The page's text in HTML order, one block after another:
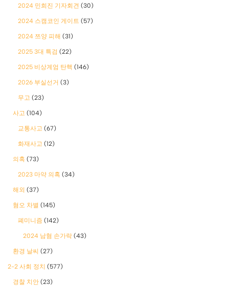
2024 민희진 기자회견 (30)
2024 스캠코인 게이트 (57)
2024 쯔양 피해 (31)
2025 3대 특검 (22)
2025 비상계엄 탄핵 (146)
2026 부실선거 (3)
무고 (23)
사고 (104)
교통사고 (67)
화재사고 (12)
의혹 (73)
2023 마약 의혹 (34)
해외 (37)
혐오 차별 (145)
폐미니즘 (142)
2024 남혐 손가락 (43)
환경 날씨 (27)
2-2 사회 정치 (577)
경찰 치안 (23)